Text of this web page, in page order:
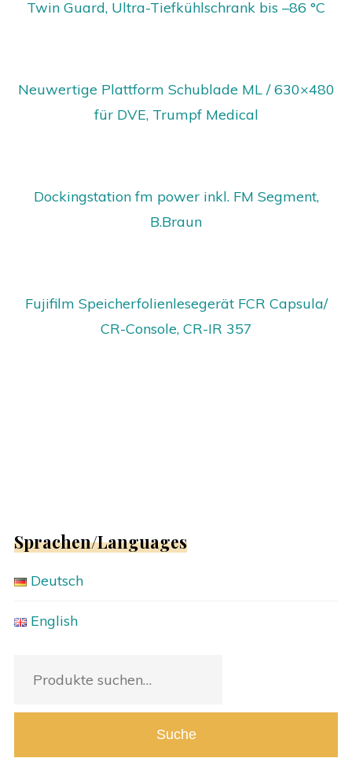
Twin Guard, Ultra-Tiefkühlschrank bis –86 °C
Neuwertige Plattform Schublade ML / 630×480
für DVE, Trumpf Medical
Dockingstation fm power inkl. FM Segment,
B.Braun
Fujifilm Speicherfolienlesegerät FCR Capsula/
CR-Console, CR-IR 357
Sprachen/Languages
Deutsch
English
Suche